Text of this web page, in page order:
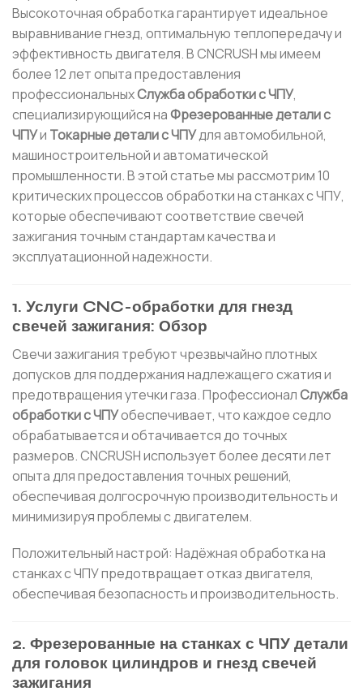
Высокоточная обработка гарантирует идеальное
выравнивание гнезд, оптимальную теплопередачу и
эффективность двигателя. В CNCRUSH мы имеем
более 12 лет опыта предоставления
профессиональныхСлужба обработки с ЧПУ,
специализирующийся наФрезерованные детали с
ЧПУи Токарные детали с ЧПУдля автомобильной,
машиностроительной и автоматической
промышленности. В этой статье мы рассмотрим 10
критических процессов обработки на станках с ЧПУ,
которые обеспечивают соответствие свечей
зажигания точным стандартам качества и
эксплуатационной надежности.
1. Услуги CNC-обработки для гнезд
свечей зажигания: Обзор
Свечи зажигания требуют чрезвычайно плотных
допусков для поддержания надлежащего сжатия и
предотвращения утечки газа. ПрофессионалСлужба
обработки с ЧПУобеспечивает, что каждое седло
обрабатывается и обтачивается до точных
размеров. CNCRUSH использует более десяти лет
опыта для предоставления точных решений,
обеспечивая долгосрочную производительность и
минимизируя проблемы с двигателем.
Положительный настрой: Надёжная обработка на
станках с ЧПУ предотвращает отказ двигателя,
обеспечивая безопасность и производительность.
2. Фрезерованные на станках с ЧПУ детали
для головок цилиндров и гнезд свечей
зажигания